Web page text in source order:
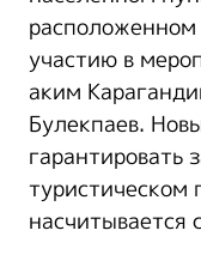
участию в
аким
Булекпаев.
туристическом
насчитывается